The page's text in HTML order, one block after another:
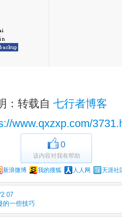
：转载自 七行者博客
www.qxzxp.com/
0
该内容对我有帮助
新浪微博 我的搜狐 人人网 天涯社
的一些技巧